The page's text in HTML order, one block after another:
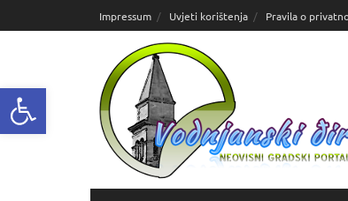
Open toolbar
do
Impressum Uvjeti korištenja Pravila o